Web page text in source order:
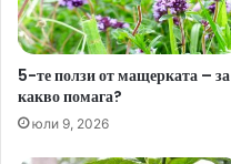
5-те ползи от мащерката – за
какво помага?
юли 9, 2026